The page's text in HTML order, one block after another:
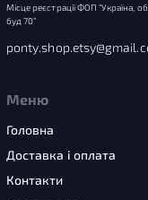
Місце реєстрації ФОП “Україна,
буд 70”
Меню
Головна
Доставка і оплата
Контакти